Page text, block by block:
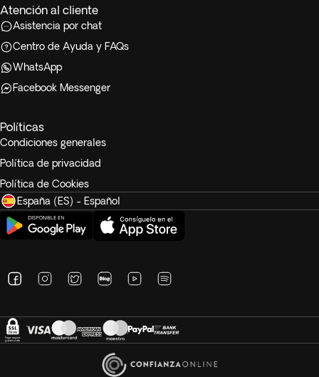
Atención al cliente
Asistencia por chat
Centro de Ayuda y FAQs
WhatsApp
Facebook Messenger
Políticas
Condiciones generales
Política de privacidad
Política de Cookies
España (ES) - Español